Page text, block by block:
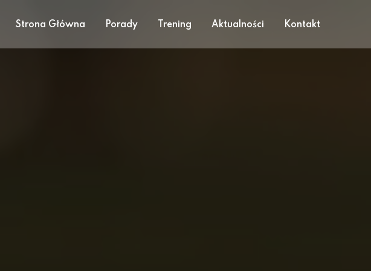
Strona Główna Porady Trening Aktualności Kontakt